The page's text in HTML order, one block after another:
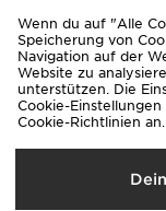
Wenn du auf "Alle
Speicherung von
Navigation auf der
Website zu
unterstützen. Die
Cookie-
Cookie-Richtlinien an.